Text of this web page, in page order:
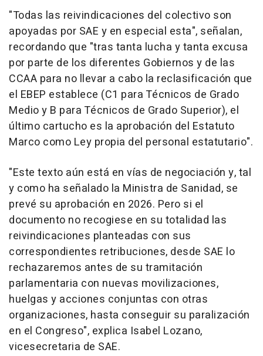
"Todas las reivindicaciones del colectivo son
apoyadas por SAE y en especial esta", señalan,
recordando que "tras tanta lucha y tanta excusa
por parte de los diferentes Gobiernos y de las
CCAA para no llevar a cabo la reclasificación que
el EBEP establece (C1 para Técnicos de Grado
Medio y B para Técnicos de Grado Superior), el
último cartucho es la aprobación del Estatuto
Marco como Ley propia del personal estatutario".
"Este texto aún está en vías de negociación y, tal
y como ha señalado la Ministra de Sanidad, se
prevé su aprobación en 2026. Pero si el
documento no recogiese en su totalidad las
reivindicaciones planteadas con sus
correspondientes retribuciones, desde SAE lo
rechazaremos antes de su tramitación
parlamentaria con nuevas movilizaciones,
huelgas y acciones conjuntas con otras
organizaciones, hasta conseguir su paralización
en el Congreso", explica Isabel Lozano,
vicesecretaria de SAE.